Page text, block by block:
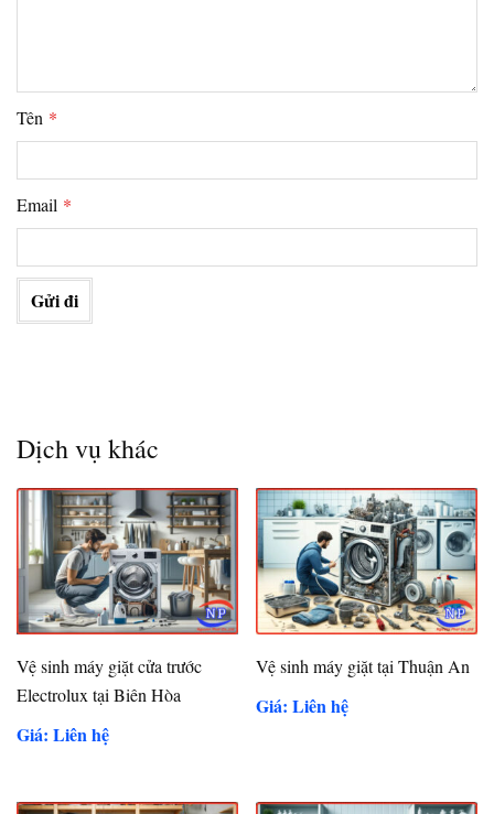
Tên *
Email *
Dịch vụ khác
Vệ sinh máy giặt cửa trước
Electrolux tại Biên Hòa
Giá: Liên hệ
Vệ sinh máy giặt tại Thuận An
Giá: Liên hệ